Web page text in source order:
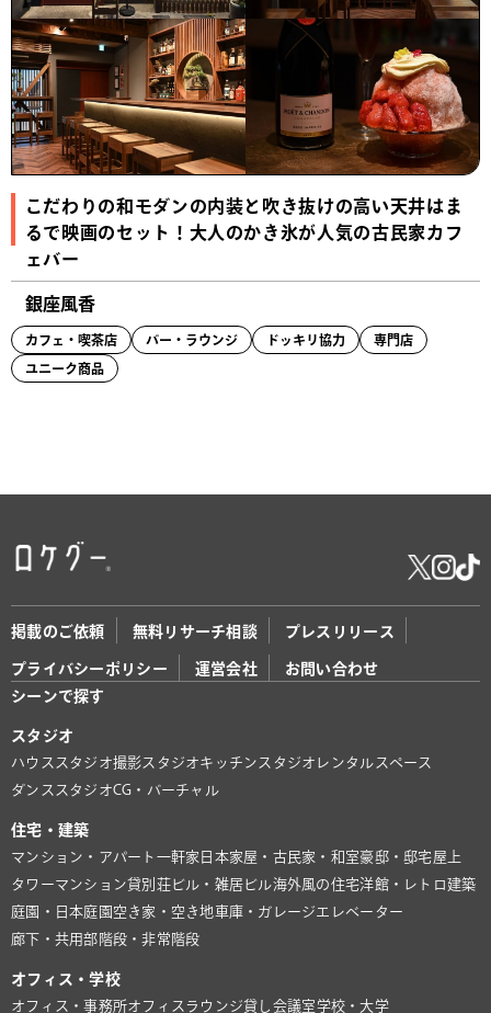
こだわりの和モダンの内装と吹き抜けの高い天井はま
るで映画のセット！大人のかき氷が人気の古民家カフ
ェバー
銀座風香
カフェ・喫茶店 バー・ラウンジ ドッキリ協力 専門店
ユニーク商品
掲載のご依頼 無料リサーチ相談 プレスリリース
プライバシーポリシー 運営会社
お問い合わせ
シーンで探す
スタジオ
ハウススタジオ撮影スタジオキッチンスタジオ レンタルスペース
ダンススタジオCG・バーチャル
住宅・建築
マンション・アパート 一軒家 日本家屋・古民家・和室豪邸・邸宅屋上
タワーマンション貸別荘ビル・雑居ビル海外風の住宅洋館・レトロ建築
庭園・日本庭園 空き家・空き地 車庫・ガレージ エレベーター
廊下・共用部 階段・非常階段
オフィス・学校
オフィス・事務所オフィスラウンジ貸し会議室学校・大学